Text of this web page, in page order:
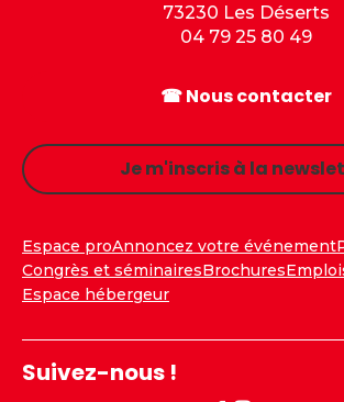
73230 Les Déserts
04 79 25 80 49
☎ Nous contacter
Je m'inscris à la
Espace proAnnoncez votre événement
Congrès et séminairesBrochures
Espace hébergeur
Suivez-nous !